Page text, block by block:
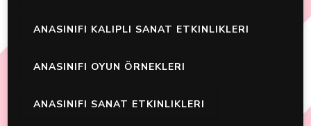
ANASINIFI KALIPLI SANAT ETKINLIKLERI
ANASINIFI OYUN ÖRNEKLERI
ANASINIFI SANAT ETKINLIKLERI